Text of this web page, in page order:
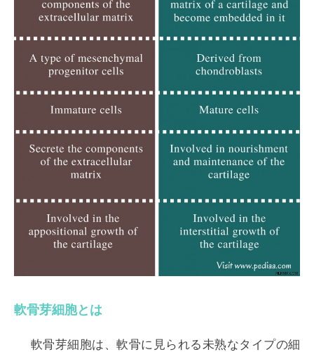
軟骨芽細胞とは
軟骨芽細胞は、軟骨に見られる未熟なタイプの細